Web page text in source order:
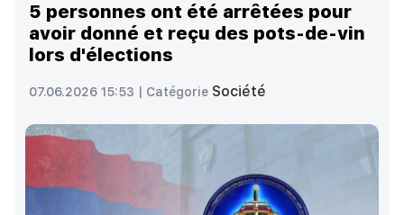
23 °
Brussels
Madrid
5 personnes ont été arrêtées pour
avoir donné et reçu des pots-de-vin
lors d'élections
07.06.2026 15:53 | Catégorie Société